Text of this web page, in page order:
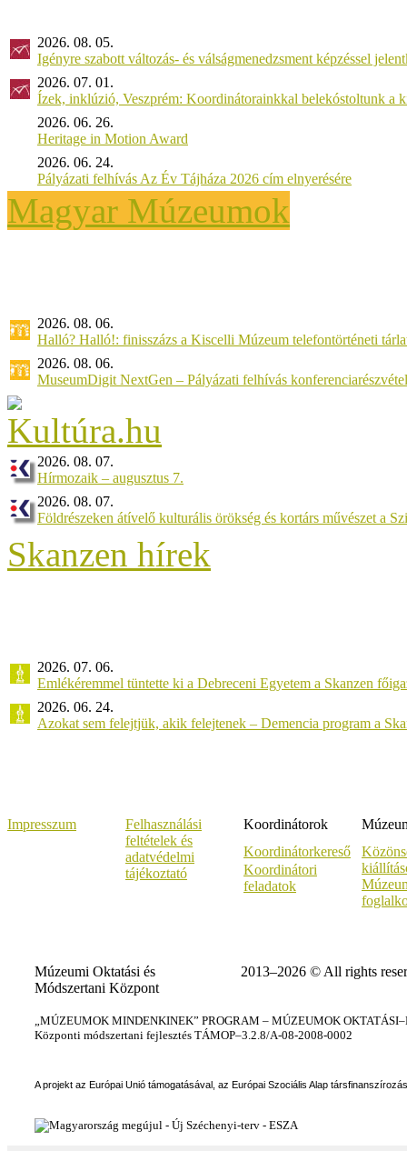
2026. 08. 05.
Igényre szabott változás- és válságmenedzsment képzéssel
2026. 07. 01.
Ízek, inklúzió, Veszprém: Koordinátorainkkal belekóstoltunk a
2026. 06. 26.
Heritage in Motion Award
2026. 06. 24.
Pályázati felhívás Az Év Tájháza 2026 cím elnyerésére
Magyar Múzeumok
2026. 08. 06.
Halló? Halló!: finisszázs a Kiscelli Múzeum telefontörténeti
2026. 08. 06.
MuseumDigit NextGen – Pályázati felhívás
2026. 08. 07.
Hírmozaik – augusztus 7.
2026. 08. 07.
Földrészeken átívelő kulturális örökség és kortárs művészet a
Skanzen hírek
2026. 07. 06.
Emlékéremmel tüntette ki a Debreceni Egyetem a Skanzen
2026. 06. 24.
Azokat sem felejtjük, akik felejtenek – Demencia program a
Impresszum
Felhasználási
feltételek és
adatvédelmi
tájékoztató
Koordinátorok
Koordinátorkereső
Koordinátori
feladatok
Múzeumi Oktatási és
Módszertani Központ
2013–2026 © All rights
„MÚZEUMOK MINDENKINEK” PROGRAM – MÚZEUMOK
Központi módszertani fejlesztés TÁMOP–3.2.8/A-08-2008-0002
A projekt az Európai Unió támogatásával, az Európai Szociális Alap